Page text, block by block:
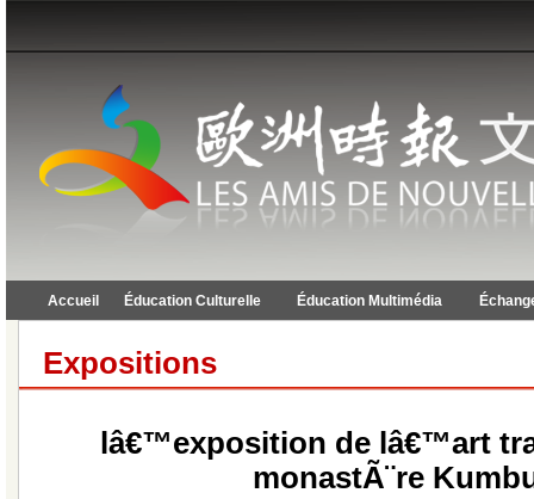
Accueil Éducation Culturelle Éducation Multimédia
Expositions
lâ€™exposition de lâ€™art
monastÃ¨re